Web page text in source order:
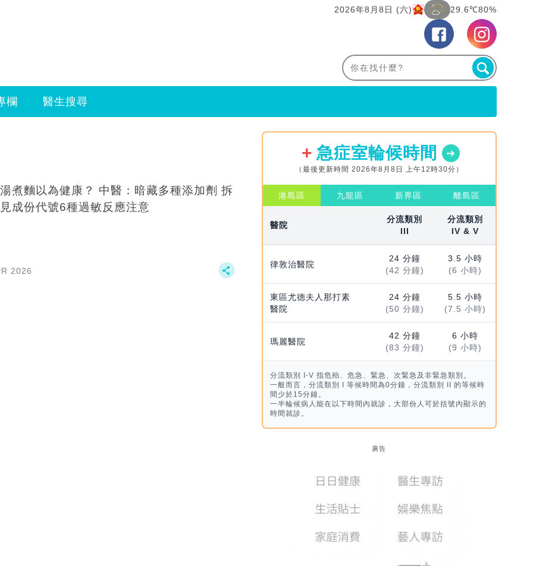
2026年8月8日 (六) 29.6℃80%
欄 醫生搜尋
煮麵以為健康？ 中醫：暗藏多種添加劑 拆
成份代號6種過敏反應注意
2026
急症室輪候時間
（最後更新時間 2026年8月8日 上午12時30分）
港島區 九龍區 新界區 離島區
醫院
分流類別
III
分流類別
IV & V
律敦治醫院
24 分鐘
(42 分鐘)
3.5 小時
(6 小時)
東區尤德夫人那打素
醫院
24 分鐘
(50 分鐘)
5.5 小時
(7.5 小時)
瑪麗醫院
42 分鐘
(83 分鐘)
6 小時
(9 小時)
分流類別 I-V 指危殆、危急、緊急、次緊急及非緊急類別。
一般而言，分流類別 I 等候時間為0分鐘，分流類別 II 的等候時
間少於15分鐘。
一半輪候病人能在以下時間內就診，大部份人可於括號內顯示的
時間就診。
廣告